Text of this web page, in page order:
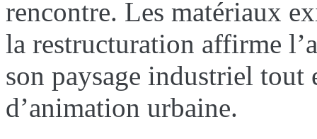
rencontre. Les matériaux
la restructuration affirme
son paysage industriel tout
d’animation urbaine.